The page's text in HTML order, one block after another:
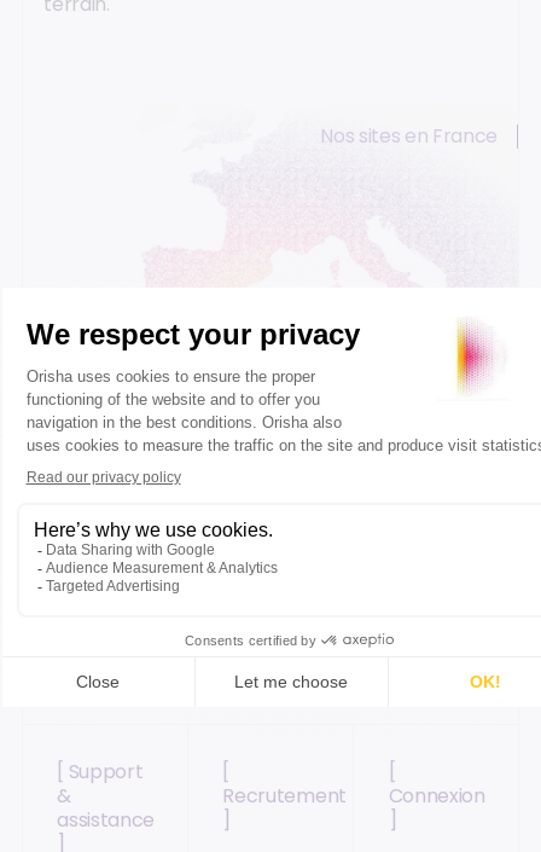
Nos sites en France
CaenParis
Bordeaux
Votre demande concerne autre chose ?
Accédez directement aux pages les plus
[ Support
&
assistance
Recrutement
Connexion